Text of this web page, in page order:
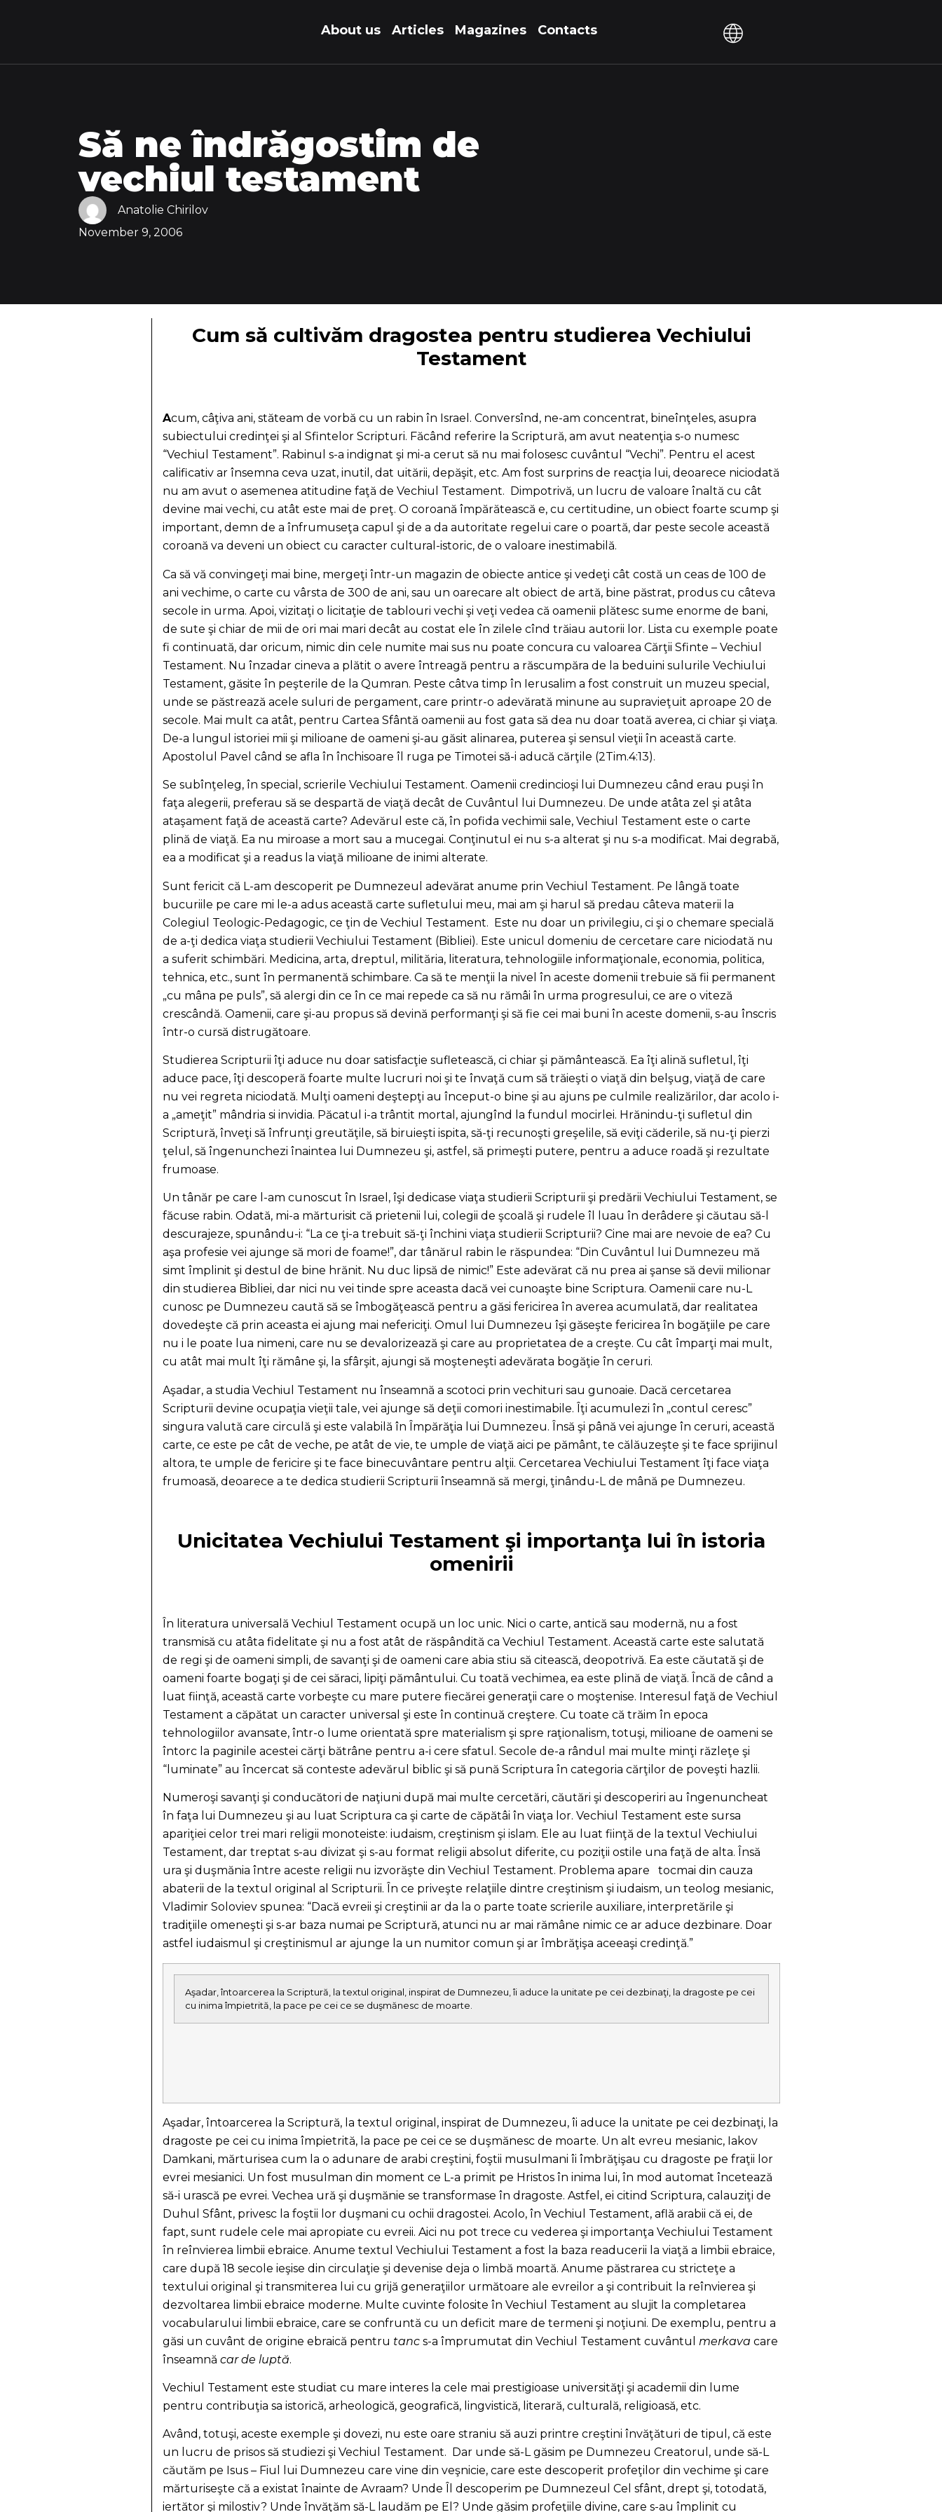
About us Articles Magazines Contacts
Să ne îndrăgostim de
vechiul testament
Anatolie Chirilov
November 9, 2006
Cum să cultivăm dragostea pentru studierea Vechiului
Testament
Acum, câţiva ani, stăteam de vorbă cu un rabin în Israel. Conversînd, ne-am concentrat, bineînţeles, asupra
subiectului credinţei şi al Sfintelor Scripturi. Făcând referire la Scriptură, am avut neatenţia s-o numesc
“Vechiul Testament”. Rabinul s-a indignat şi mi-a cerut să nu mai folosesc cuvântul “Vechi”. Pentru el acest
calificativ ar însemna ceva uzat, inutil, dat uitării, depăşit, etc. Am fost surprins de reacţia lui, deoarece niciodată
nu am avut o asemenea atitudine faţă de Vechiul Testament. Dimpotrivă, un lucru de valoare înaltă cu cât
devine mai vechi, cu atât este mai de preţ. O coroană împărătească e, cu certitudine, un obiect foarte scump şi
important, demn de a înfrumuseţa capul şi de a da autoritate regelui care o poartă, dar peste secole această
coroană va deveni un obiect cu caracter cultural-istoric, de o valoare inestimabilă.
Ca să vă convingeţi mai bine, mergeţi într-un magazin de obiecte antice şi vedeţi cât costă un ceas de 100 de
ani vechime, o carte cu vârsta de 300 de ani, sau un oarecare alt obiect de artă, bine păstrat, produs cu câteva
secole in urma. Apoi, vizitaţi o licitaţie de tablouri vechi şi veţi vedea că oamenii plătesc sume enorme de bani,
de sute şi chiar de mii de ori mai mari decât au costat ele în zilele cînd trăiau autorii lor. Lista cu exemple poate
fi continuată, dar oricum, nimic din cele numite mai sus nu poate concura cu valoarea Cărţii Sfinte – Vechiul
Testament. Nu înzadar cineva a plătit o avere întreagă pentru a răscumpăra de la beduini sulurile Vechiului
Testament, găsite în peşterile de la Qumran. Peste câtva timp în Ierusalim a fost construit un muzeu special,
unde se păstrează acele suluri de pergament, care printr-o adevărată minune au supravieţuit aproape 20 de
secole. Mai mult ca atât, pentru Cartea Sfântă oamenii au fost gata să dea nu doar toată averea, ci chiar şi viaţa.
De-a lungul istoriei mii şi milioane de oameni şi-au găsit alinarea, puterea şi sensul vieţii în această carte.
Apostolul Pavel când se afla în închisoare îl ruga pe Timotei să-i aducă cărţile (2Tim.4:13).
Se subînţeleg, în special, scrierile Vechiului Testament. Oamenii credincioşi lui Dumnezeu când erau puşi în
faţa alegerii, preferau să se despartă de viaţă decât de Cuvântul lui Dumnezeu. De unde atâta zel şi atâta
ataşament faţă de această carte? Adevărul este că, în pofida vechimii sale, Vechiul Testament este o carte
plină de viaţă. Ea nu miroase a mort sau a mucegai. Conţinutul ei nu s-a alterat şi nu s-a modificat. Mai degrabă,
ea a modificat şi a readus la viaţă milioane de inimi alterate.
Sunt fericit că L-am descoperit pe Dumnezeul adevărat anume prin Vechiul Testament. Pe lângă toate
bucuriile pe care mi le-a adus această carte sufletului meu, mai am şi harul să predau câteva materii la
Colegiul Teologic-Pedagogic, ce ţin de Vechiul Testament. Este nu doar un privilegiu, ci şi o chemare specială
de a-ţi dedica viaţa studierii Vechiului Testament (Bibliei). Este unicul domeniu de cercetare care niciodată nu
a suferit schimbări. Medicina, arta, dreptul, milităria, literatura, tehnologiile informaţionale, economia, politica,
tehnica, etc., sunt în permanentă schimbare. Ca să te menţii la nivel în aceste domenii trebuie să fii permanent
„cu mâna pe puls”, să alergi din ce în ce mai repede ca să nu rămâi în urma progresului, ce are o viteză
crescândă. Oamenii, care şi-au propus să devină performanţi şi să fie cei mai buni în aceste domenii, s-au înscris
într-o cursă distrugătoare.
Studierea Scripturii îţi aduce nu doar satisfacţie sufletească, ci chiar şi pământească. Ea îţi alină sufletul, îţi
aduce pace, îţi descoperă foarte multe lucruri noi şi te învaţă cum să trăieşti o viaţă din belşug, viaţă de care
nu vei regreta niciodată. Mulţi oameni deştepţi au început-o bine şi au ajuns pe culmile realizărilor, dar acolo i-
a „ameţit” mândria si invidia. Păcatul i-a trântit mortal, ajungînd la fundul mocirlei. Hrănindu-ţi sufletul din
Scriptură, înveţi să înfrunţi greutăţile, să biruieşti ispita, să-ţi recunoşti greşelile, să eviţi căderile, să nu-ţi pierzi
ţelul, să îngenunchezi înaintea lui Dumnezeu şi, astfel, să primeşti putere, pentru a aduce roadă şi rezultate
frumoase.
Un tânăr pe care l-am cunoscut în Israel, îşi dedicase viaţa studierii Scripturii şi predării Vechiului Testament, se
făcuse rabin. Odată, mi-a mărturisit că prietenii lui, colegii de şcoală şi rudele îl luau în derâdere şi căutau să-l
descurajeze, spunându-i: “La ce ţi-a trebuit să-ţi închini viaţa studierii Scripturii? Cine mai are nevoie de ea? Cu
aşa profesie vei ajunge să mori de foame!”, dar tânărul rabin le răspundea: “Din Cuvântul lui Dumnezeu mă
simt împlinit şi destul de bine hrănit. Nu duc lipsă de nimic!” Este adevărat că nu prea ai şanse să devii milionar
din studierea Bibliei, dar nici nu vei tinde spre aceasta dacă vei cunoaşte bine Scriptura. Oamenii care nu-L
cunosc pe Dumnezeu caută să se îmbogăţească pentru a găsi fericirea în averea acumulată, dar realitatea
dovedeşte că prin aceasta ei ajung mai nefericiţi. Omul lui Dumnezeu îşi găseşte fericirea în bogăţiile pe care
nu i le poate lua nimeni, care nu se devalorizează şi care au proprietatea de a creşte. Cu cât împarţi mai mult,
cu atât mai mult îţi rămâne şi, la sfârşit, ajungi să moşteneşti adevărata bogăţie în ceruri.
Aşadar, a studia Vechiul Testament nu înseamnă a scotoci prin vechituri sau gunoaie. Dacă cercetarea
Scripturii devine ocupaţia vieţii tale, vei ajunge să deţii comori inestimabile. Îţi acumulezi în „contul ceresc”
singura valută care circulă şi este valabilă în Împărăţia lui Dumnezeu. Însă şi până vei ajunge în ceruri, această
carte, ce este pe cât de veche, pe atât de vie, te umple de viaţă aici pe pământ, te călăuzeşte şi te face sprijinul
altora, te umple de fericire şi te face binecuvântare pentru alţii. Cercetarea Vechiului Testament îţi face viaţa
frumoasă, deoarece a te dedica studierii Scripturii înseamnă să mergi, ţinându-L de mână pe Dumnezeu.
Unicitatea Vechiului Testament şi importanţa lui în istoria
omenirii
În literatura universală Vechiul Testament ocupă un loc unic. Nici o carte, antică sau modernă, nu a fost
transmisă cu atâta fidelitate şi nu a fost atât de răspândită ca Vechiul Testament. Această carte este salutată
de regi şi de oameni simpli, de savanţi şi de oameni care abia stiu să citească, deopotrivă. Ea este căutată şi de
oameni foarte bogaţi şi de cei săraci, lipiţi pământului. Cu toată vechimea, ea este plină de viaţă. Încă de când a
luat fiinţă, această carte vorbeşte cu mare putere fiecărei generaţii care o moştenise. Interesul faţă de Vechiul
Testament a căpătat un caracter universal şi este în continuă creştere. Cu toate că trăim în epoca
tehnologiilor avansate, într-o lume orientată spre materialism şi spre raţionalism, totuşi, milioane de oameni se
întorc la paginile acestei cărţi bătrâne pentru a-i cere sfatul. Secole de-a rândul mai multe minţi răzleţe şi
“luminate” au încercat să conteste adevărul biblic şi să pună Scriptura în categoria cărţilor de poveşti hazlii.
Numeroşi savanţi şi conducători de naţiuni după mai multe cercetări, căutări şi descoperiri au îngenuncheat
în faţa lui Dumnezeu şi au luat Scriptura ca şi carte de căpătâi în viaţa lor. Vechiul Testament este sursa
apariţiei celor trei mari religii monoteiste: iudaism, creştinism şi islam. Ele au luat fiinţă de la textul Vechiului
Testament, dar treptat s-au divizat şi s-au format religii absolut diferite, cu poziţii ostile una faţă de alta. Însă
ura şi duşmănia între aceste religii nu izvorăşte din Vechiul Testament. Problema apare tocmai din cauza
abaterii de la textul original al Scripturii. În ce priveşte relaţiile dintre creştinism şi iudaism, un teolog mesianic,
Vladimir Soloviev spunea: “Dacă evreii şi creştinii ar da la o parte toate scrierile auxiliare, interpretările şi
tradiţiile omeneşti şi s-ar baza numai pe Scriptură, atunci nu ar mai rămâne nimic ce ar aduce dezbinare. Doar
astfel iudaismul şi creştinismul ar ajunge la un numitor comun şi ar îmbrăţişa aceeaşi credinţă.”
Aşadar, întoarcerea la Scriptură, la textul original, inspirat de Dumnezeu, îi aduce la unitate pe cei dezbinaţi, la dragoste pe cei
cu inima împietrită, la pace pe cei ce se duşmănesc de moarte.
Aşadar, întoarcerea la Scriptură, la textul original, inspirat de Dumnezeu, îi aduce la unitate pe cei dezbinaţi, la
dragoste pe cei cu inima împietrită, la pace pe cei ce se duşmănesc de moarte. Un alt evreu mesianic, Iakov
Damkani, mărturisea cum la o adunare de arabi creştini, foştii musulmani îi îmbrăţişau cu dragoste pe fraţii lor
evrei mesianici. Un fost musulman din moment ce L-a primit pe Hristos în inima lui, în mod automat încetează
să-i urască pe evrei. Vechea ură şi duşmănie se transformase în dragoste. Astfel, ei citind Scriptura, calauziţi de
Duhul Sfânt, privesc la foştii lor duşmani cu ochii dragostei. Acolo, în Vechiul Testament, află arabii că ei, de
fapt, sunt rudele cele mai apropiate cu evreii. Aici nu pot trece cu vederea şi importanţa Vechiului Testament
în reînvierea limbii ebraice. Anume textul Vechiului Testament a fost la baza readucerii la viaţă a limbii ebraice,
care după 18 secole ieşise din circulaţie şi devenise deja o limbă moartă. Anume păstrarea cu stricteţe a
textului original şi transmiterea lui cu grijă generaţiilor următoare ale evreilor a şi contribuit la reînvierea şi
dezvoltarea limbii ebraice moderne. Multe cuvinte folosite în Vechiul Testament au slujit la completarea
vocabularului limbii ebraice, care se confruntă cu un deficit mare de termeni şi noţiuni. De exemplu, pentru a
găsi un cuvânt de origine ebraică pentru tanc s-a împrumutat din Vechiul Testament cuvântul merkava care
înseamnă car de luptă.
Vechiul Testament este studiat cu mare interes la cele mai prestigioase universităţi şi academii din lume
pentru contribuţia sa istorică, arheologică, geografică, lingvistică, literară, culturală, religioasă, etc.
Având, totuşi, aceste exemple şi dovezi, nu este oare straniu să auzi printre creştini învăţături de tipul, că este
un lucru de prisos să studiezi şi Vechiul Testament. Dar unde să-L găsim pe Dumnezeu Creatorul, unde să-L
căutăm pe Isus – Fiul lui Dumnezeu care vine din veşnicie, care este descoperit profeţilor din vechime şi care
mărturiseşte că a existat înainte de Avraam? Unde Îl descoperim pe Dumnezeul Cel sfânt, drept şi, totodată,
iertător şi milostiv? Unde învăţăm să-L laudăm pe El? Unde găsim profeţiile divine, care s-au împlinit cu